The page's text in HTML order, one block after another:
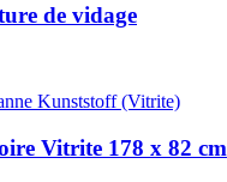
de vidage
Vitrite 178 x 82 cm